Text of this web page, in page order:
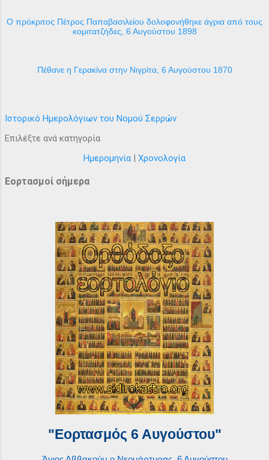
Ο πρόκριτος Πέτρος Παπαβασιλείου δολοφονήθηκε άγρια από τους
κομιτατζήδες, 6 Αυγούστου 1898
Πέθανε η Γερακίνα στην Νιγρίτα, 6 Αυγούστου 1870
Ιστορικό Ημερολόγιων του Νομού Σερρών
Επιλέξτε ανά κατηγορία
Ημερομηνία | Χρονολογία
Εορτασμοί σήμερα
"Εορτασμός 6 Αυγούστου"